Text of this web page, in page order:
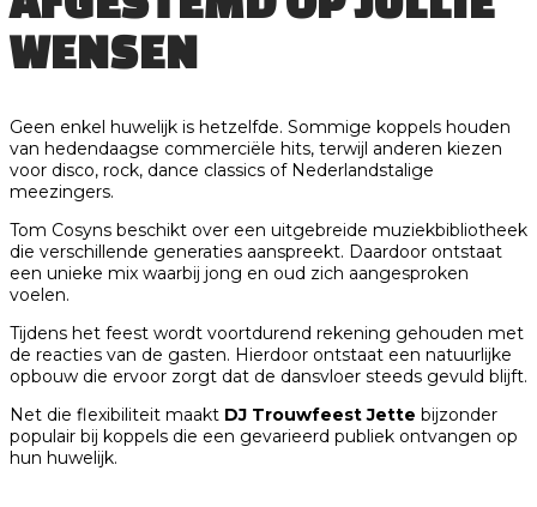
WENSEN
Geen enkel huwelijk is hetzelfde. Sommige koppels houden
van hedendaagse commerciële hits, terwijl anderen kiezen
voor disco, rock, dance classics of Nederlandstalige
meezingers.
Tom Cosyns beschikt over een uitgebreide muziekbibliotheek
die verschillende generaties aanspreekt. Daardoor ontstaat
een unieke mix waarbij jong en oud zich aangesproken
voelen.
Tijdens het feest wordt voortdurend rekening gehouden met
de reacties van de gasten. Hierdoor ontstaat een natuurlijke
opbouw die ervoor zorgt dat de dansvloer steeds gevuld blijft.
Net die flexibiliteit maakt DJ Trouwfeest Jette bijzonder
populair bij koppels die een gevarieerd publiek ontvangen op
hun huwelijk.